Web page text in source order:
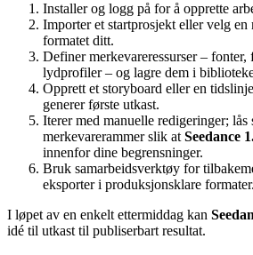
Installer og logg på for å opprette
Importer et startprosjekt eller velg en
formatet ditt.
Definer merkevareressurser – fonter,
lydprofiler – og lagre dem i
Opprett et storyboard eller en
generer første utkast.
Iterer med manuelle redigeringer; lås
merkevarerammer slik at Seedance
innenfor dine begrensninger.
Bruk samarbeidsverktøy for
eksporter i produksjonsklare formater.
I løpet av en enkelt ettermiddag kan
idé til utkast til publiserbart resultat.